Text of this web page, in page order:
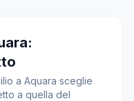
a Aquara sceglie
a quella del